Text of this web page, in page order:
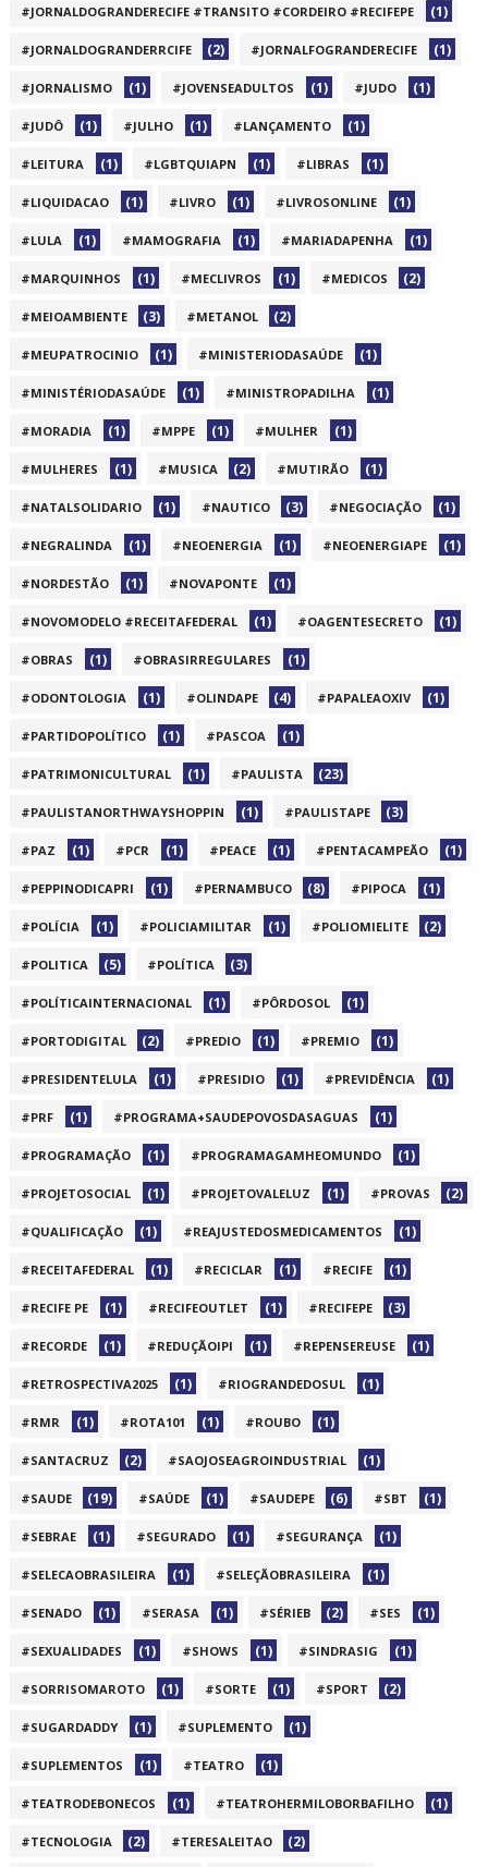
#JORNALDOGRANDERECIFE #TRANSITO #CORDEIRO #RECIFEPE (1)
#JORNALDOGRANDERRCIFE (2) #JORNALFOGRANDERECIFE (1)
#JORNALISMO (1) #JOVENSEADULTOS (1) #JUDO (1)
#JUDÔ (1) #JULHO (1) #LANÇAMENTO (1)
#LEITURA (1) #LGBTQUIAPN (1) #LIBRAS (1)
#LIQUIDACAO (1) #LIVRO (1) #LIVROSONLINE (1)
#LULA (1) #MAMOGRAFIA (1) #MARIADAPENHA (1)
#MARQUINHOS (1) #MECLIVROS (1) #MEDICOS (2)
#MEIOAMBIENTE (3) #METANOL (2)
#MEUPATROCINIO (1) #MINISTERIODASAÚDE (1)
#MINISTÉRIODASAÚDE (1) #MINISTROPADILHA (1)
#MORADIA (1) #MPPE (1) #MULHER (1)
#MULHERES (1) #MUSICA (2) #MUTIRÃO (1)
#NATALSOLIDARIO (1) #NAUTICO (3) #NEGOCIAÇÃO (1)
#NEGRALINDA (1) #NEOENERGIA (1) #NEOENERGIAPE (1)
#NORDESTÃO (1) #NOVAPONTE (1)
#NOVOMODELO #RECEITAFEDERAL (1) #OAGENTESECRETO (1)
#OBRAS (1) #OBRASIRREGULARES (1)
#ODONTOLOGIA (1) #OLINDAPE (4) #PAPALEAOXIV (1)
#PARTIDOPOLÍTICO (1) #PASCOA (1)
#PATRIMONICULTURAL (1) #PAULISTA (23)
#PAULISTANORTHWAYSHOPPIN (1) #PAULISTAPE (3)
#PAZ (1) #PCR (1) #PEACE (1) #PENTACAMPEÃO (1)
#PEPPINODICAPRI (1) #PERNAMBUCO (8) #PIPOCA (1)
#POLÍCIA (1) #POLICIAMILITAR (1) #POLIOMIELITE (2)
#POLITICA (5) #POLÍTICA (3)
#POLÍTICAINTERNACIONAL (1) #PÔRDOSOL (1)
#PORTODIGITAL (2) #PREDIO (1) #PREMIO (1)
#PRESIDENTELULA (1) #PRESIDIO (1) #PREVIDÊNCIA (1)
#PRF (1) #PROGRAMA+SAUDEPOVOSDASAGUAS (1)
#PROGRAMAÇÃO (1) #PROGRAMAGAMHEOMUNDO (1)
#PROJETOSOCIAL (1) #PROJETOVALELUZ (1) #PROVAS (2)
#QUALIFICAÇÃO (1) #REAJUSTEDOSMEDICAMENTOS (1)
#RECEITAFEDERAL (1) #RECICLAR (1) #RECIFE (1)
#RECIFE PE (1) #RECIFEOUTLET (1) #RECIFEPE (3)
#RECORDE (1) #REDUÇÃOIPI (1) #REPENSEREUSE (1)
#RETROSPECTIVA2025 (1) #RIOGRANDEDOSUL (1)
#RMR (1) #ROTA101 (1) #ROUBO (1)
#SANTACRUZ (2) #SAOJOSEAGROINDUSTRIAL (1)
#SAUDE (19) #SAÚDE (1) #SAUDEPE (6) #SBT (1)
#SEBRAE (1) #SEGURADO (1) #SEGURANÇA (1)
#SELECAOBRASILEIRA (1) #SELEÇÃOBRASILEIRA (1)
#SENADO (1) #SERASA (1) #SÉRIEB (2) #SES (1)
#SEXUALIDADES (1) #SHOWS (1) #SINDRASIG (1)
#SORRISOMAROTO (1) #SORTE (1) #SPORT (2)
#SUGARDADDY (1) #SUPLEMENTO (1)
#SUPLEMENTOS (1) #TEATRO (1)
#TEATRODEBONECOS (1) #TEATROHERMILOBORBAFILHO (1)
#TECNOLOGIA (2) #TERESALEITAO (2)